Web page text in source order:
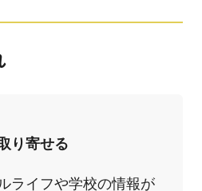
り寄せる
ライフや学校の情報が